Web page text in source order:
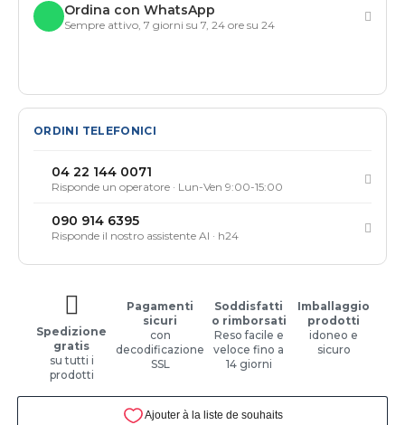
Ordina con WhatsApp
Sempre attivo, 7 giorni su 7, 24 ore su 24
ORDINI TELEFONICI
04 22 144 0071
Risponde un operatore · Lun-Ven 9:00-15:00
090 914 6395
Risponde il nostro assistente AI · h24
Spedizione
gratis
su tutti i
prodotti
Pagamenti
sicuri
con
decodificazione
SSL
Soddisfatti
o rimborsati
Reso facile e
veloce fino a
14 giorni
Imballaggio
prodotti
idoneo e
sicuro